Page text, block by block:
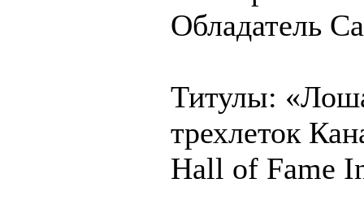
Обладатель
Титулы:
трехлеток
Hall of Fame